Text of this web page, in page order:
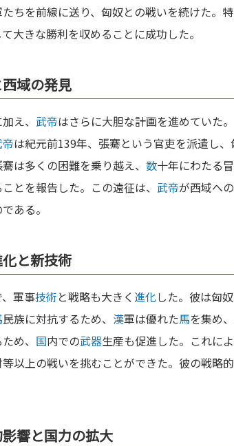
ちを前線に送り、匈奴との戦いを続けた。
大きな勝利を収めることに成功した。
域の発見
え、 武帝はさらに大胆な計画を進めていた
は紀元前139年、張騫という官吏を派遣し
は多くの困難を乗り越え、 数十年にわたる冒
とを報告した。この遠征は、 武帝が西域へ
ある。
と新技術
軍事技術と戦略も大きく進化した。彼は匈
民族に対抗するため、 漢軍は優れた馬を集め
め、 国内での武器生産も促進した。これによ
以上の戦いを挑むことができた。彼の戦略
響と国力の拡大